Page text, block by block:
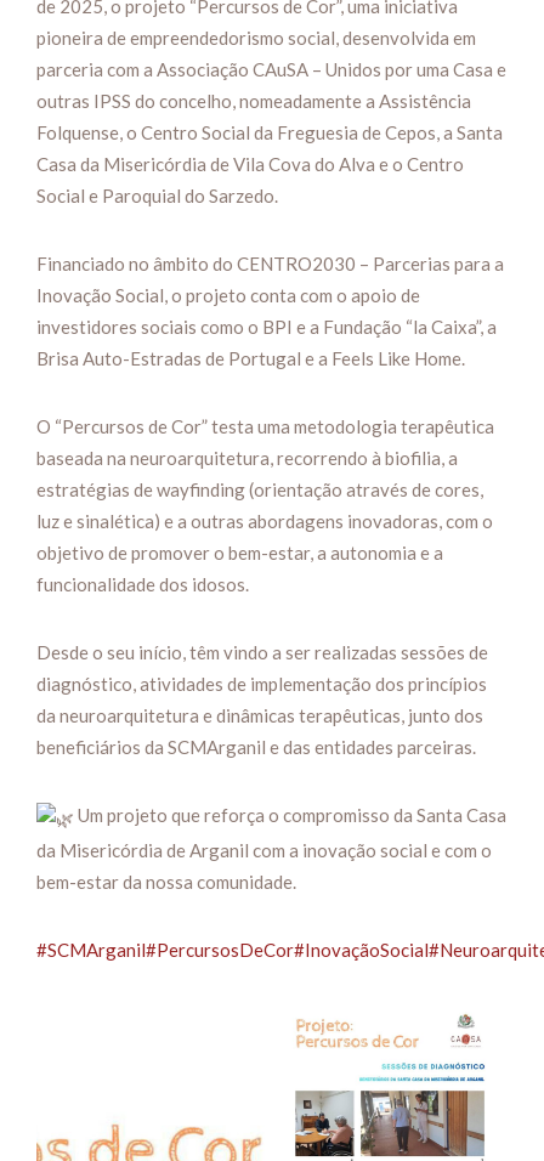
de 2025, o projeto “Percursos de Cor”, uma iniciativa
pioneira de empreendedorismo social, desenvolvida em
parceria com a Associação CAuSA – Unidos por uma Casa e
outras IPSS do concelho, nomeadamente a Assistência
Folquense, o Centro Social da Freguesia de Cepos, a Santa
Casa da Misericórdia de Vila Cova do Alva e o Centro
Social e Paroquial do Sarzedo.
Financiado no âmbito do CENTRO2030 – Parcerias para a
Inovação Social, o projeto conta com o apoio de
investidores sociais como o BPI e a Fundação “la Caixa”, a
Brisa Auto-Estradas de Portugal e a Feels Like Home.
O “Percursos de Cor” testa uma metodologia terapêutica
baseada na neuroarquitetura, recorrendo à biofilia, a
estratégias de wayfinding (orientação através de cores,
luz e sinalética) e a outras abordagens inovadoras, com o
objetivo de promover o bem-estar, a autonomia e a
funcionalidade dos idosos.
Desde o seu início, têm vindo a ser realizadas sessões de
diagnóstico, atividades de implementação dos princípios
da neuroarquitetura e dinâmicas terapêuticas, junto dos
beneficiários da SCMArganil e das entidades parceiras.
Um projeto que reforça o compromisso da Santa Casa
da Misericórdia de Arganil com a inovação social e com o
bem-estar da nossa comunidade.
#SCMArganil#PercursosDeCor#InovaçãoSocial